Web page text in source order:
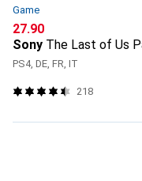
Game
CHF
27.90
Sony The Last of Us
PS4, DE, FR, IT
218